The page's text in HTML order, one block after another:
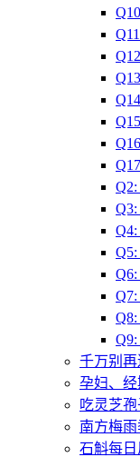
千万别
孕妇、
吃灵芝
南方梅
石斛每